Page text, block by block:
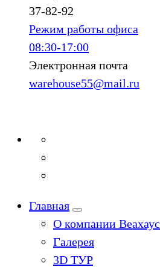
37-82-92
Режим работы офиса
08:30-17:00
Электронная почта
warehouse55@mail.ru
Главная
О компании Веахаус
Галерея
3D ТУР